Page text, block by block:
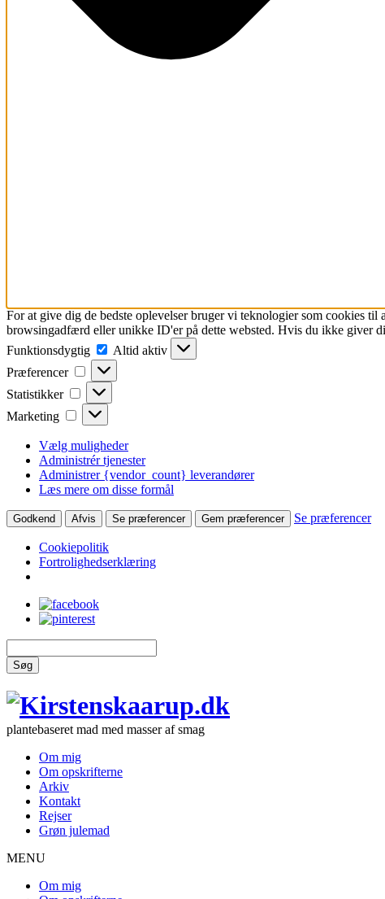
For at give dig de bedste oplevelser bruger vi teknologier som cookies
browsingadfærd eller unikke ID'er på dette websted. Hvis du ikke giver
Funktionsdygtig
Funktionsdygtig
Altid aktiv
Præferencer
Præferencer
Statistikker Statistikker
Marketing Marketing
Vælg muligheder
Administrér tjenester
Administrer {vendor_count} leverandører
Læs mere om disse formål
Godkend Afvis Se præferencer Gem præferencer Se præferencer
Cookiepolitik
Fortrolighedserklæring
Søg
plantebaseret mad med masser af smag
Om mig
Om opskrifterne
Arkiv
Kontakt
Rejser
Grøn julemad
MENU
Om mig